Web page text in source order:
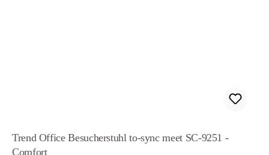
Trend Office Besucherstuhl to-sync meet SC-9251 -
Comfort